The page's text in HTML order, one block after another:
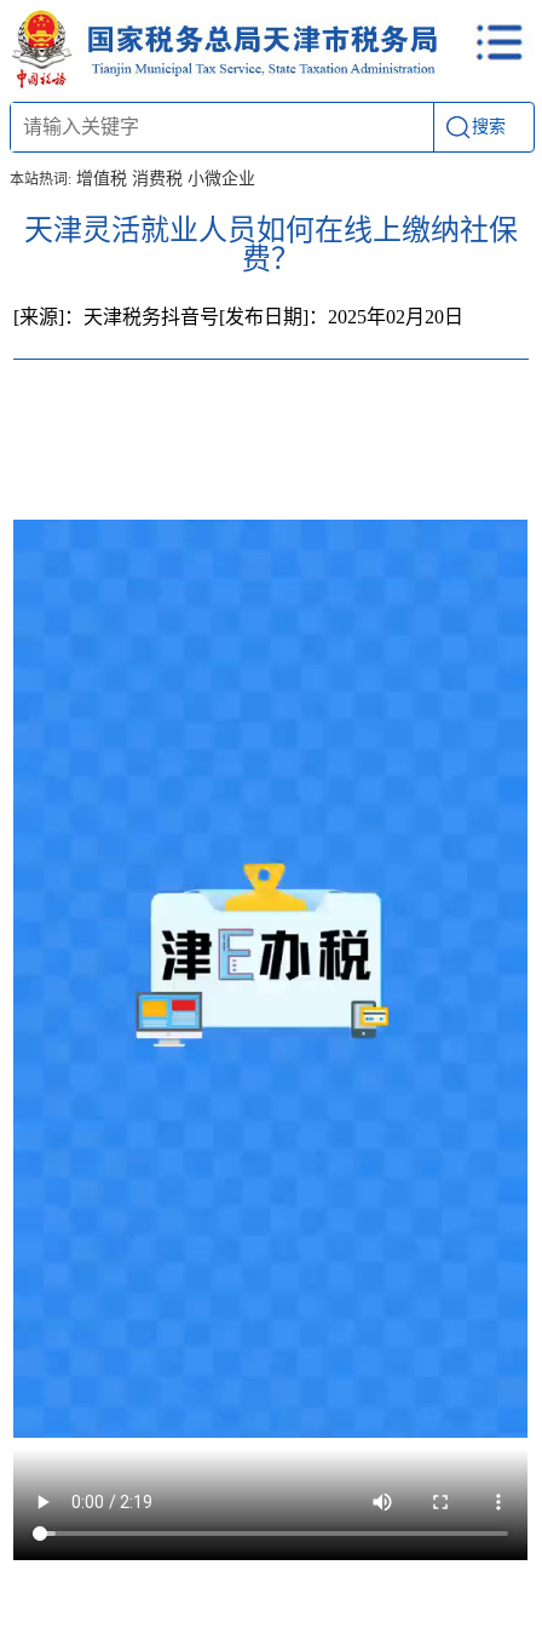
搜索
本站热词: 增值税 消费税 小微企业
天津灵活就业人员如何在线上缴纳社保
费？
[发布日期]：2025年02月20日
[来源]：天津税务抖音号